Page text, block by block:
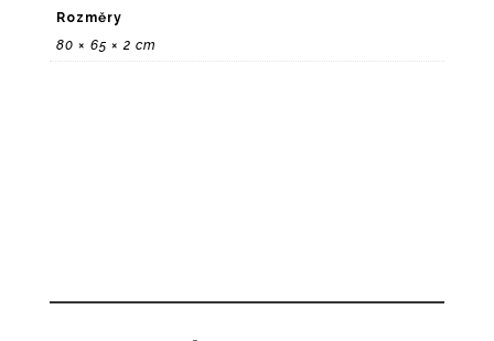
Rozměry
80 × 65 × 2 cm